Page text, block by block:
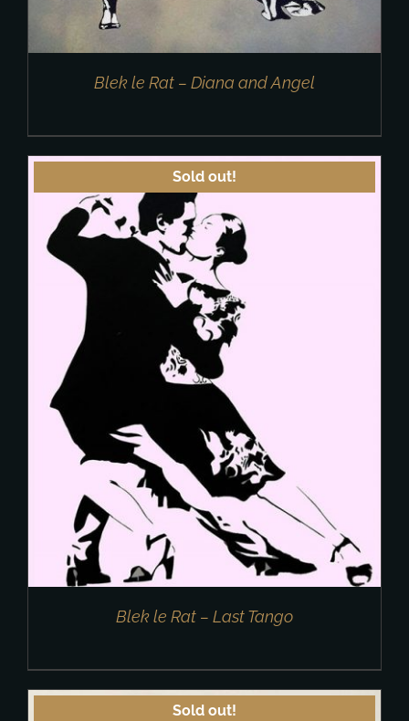
Blek le Rat – Diana and Angel
Sold out!
Blek le Rat – Last Tango
Sold out!